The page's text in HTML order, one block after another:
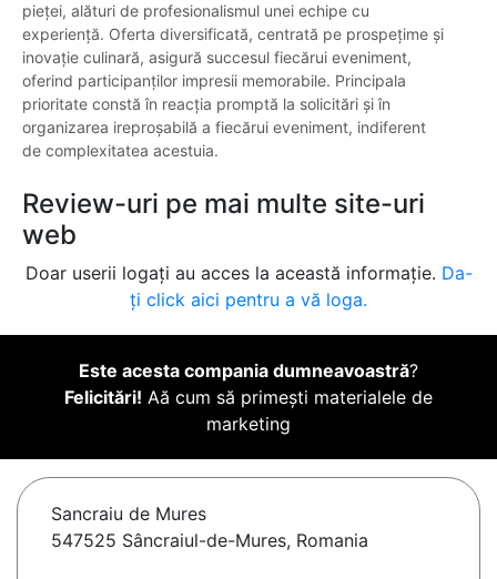
pieței, alături de profesionalismul unei echipe cu
experiență. Oferta diversificată, centrată pe prospețime și
inovație culinară, asigură succesul fiecărui eveniment,
oferind participanților impresii memorabile. Principala
prioritate constă în reacția promptă la solicitări și în
organizarea ireproșabilă a fiecărui eveniment, indiferent
de complexitatea acestuia.
Review-uri pe mai multe site-uri
web
Doar userii logați au acces la această informație. Da-
ți click aici pentru a vă loga.
Este acesta compania dumneavoastră?
Felicitări! Aă cum să primești materialele de
marketing
Sancraiu de Mures
547525 Sâncraiul-de-Mures, Romania